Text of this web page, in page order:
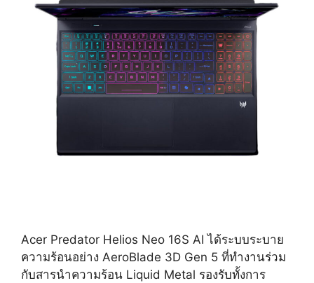
Acer Predator Helios Neo 16S AI ได้ระบบระบาย
ความร้อนอย่าง AeroBlade 3D Gen 5 ที่ทำงานร่วม
กับสารนำความร้อน Liquid Metal รองรับทั้งการ